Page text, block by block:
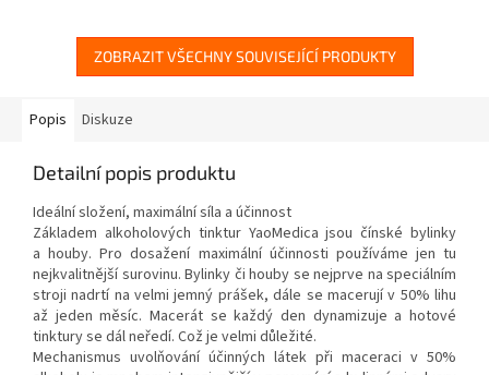
ZOBRAZIT VŠECHNY SOUVISEJÍCÍ PRODUKTY
Popis Diskuze
Detailní popis produktu
Ideální složení, maximální síla a účinnost
Základem alkoholových tinktur YaoMedica jsou čínské bylinky
a houby. Pro dosažení maximální účinnosti používáme jen tu
nejkvalitnější surovinu. Bylinky či houby se nejprve na speciálním
stroji nadrtí na velmi jemný prášek, dále se macerují v 50% lihu
až jeden měsíc. Macerát se každý den dynamizuje a hotové
tinktury se dál neředí. Což je velmi důležité.
Mechanismus uvolňování účinných látek při maceraci v 50%